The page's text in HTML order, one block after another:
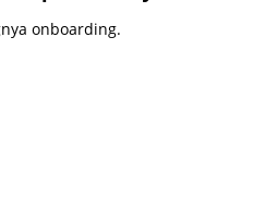
onboarding.